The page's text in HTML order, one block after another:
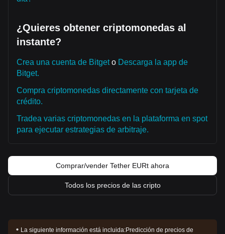
¿Quieres obtener criptomonedas al
instante?
Crea una cuenta de Bitgeto Descarga la app de
Bitget.
Compra criptomonedas directamente con tarjeta de
crédito.
Tradea varias criptomonedas en la plataforma en spot
para ejecutar estrategias de arbitraje.
Comprar/vender Tether EURt ahora
Todos los precios de las cripto
La siguiente información está incluida:Predicción de precios de